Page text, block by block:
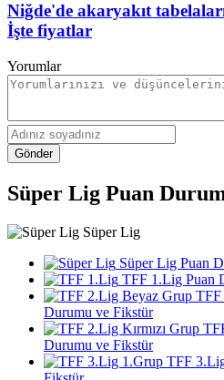
Niğde'de akaryakıt
İşte fiyatlar
Yorumlar
Gönder
Süper Lig Puan
Süper Lig
Süper Lig Puan
TFF 1.Lig Puan
TFF
Durumu ve Fikstür
Durumu ve Fikstür
TFF